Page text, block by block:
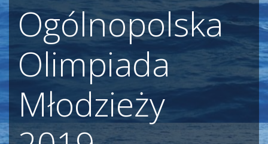
Ogólnopolska
Olimpiada
Młodzieży